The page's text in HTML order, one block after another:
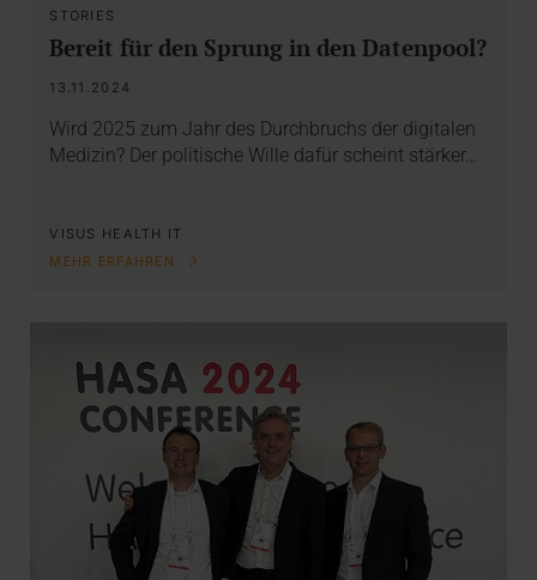
STORIES
Bereit für den Sprung in den Datenpool?
13.11.2024
Wird 2025 zum Jahr des Durchbruchs der digitalen
Medizin? Der politische Wille dafür scheint stärker…
VISUS HEALTH IT
MEHR ERFAHREN